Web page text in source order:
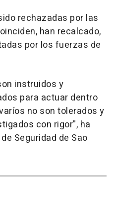
rechazadas por las
han recalcado,
por los fuerzas de
instruidos y
para actuar dentro
no son tolerados y
con rigor", ha
Seguridad de Sao